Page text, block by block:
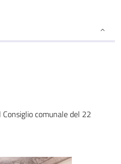
comunale del 22